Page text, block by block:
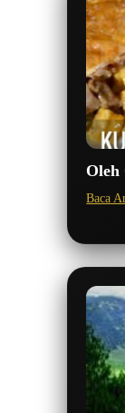
Oleh
Baca